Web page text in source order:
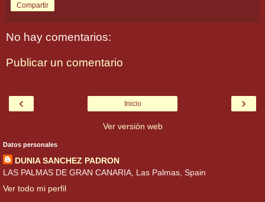
Compartir
No hay comentarios:
Publicar un comentario
‹ ›
Inicio
Ver versión web
Datos personales
DUNIA SANCHEZ PADRON
LAS PALMAS DE GRAN CANARIA, Las Palmas, Spain
Ver todo mi perfil